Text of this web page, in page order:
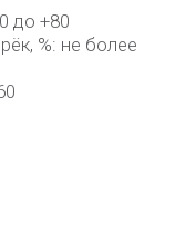
до +80
%: не более